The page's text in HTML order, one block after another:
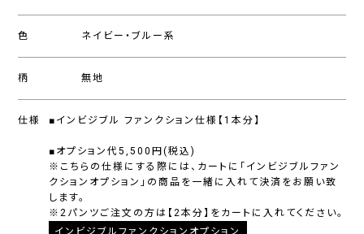
色 ネイビー・ブルー系
柄 無地
仕様 ■インビジブル ファンクション仕様【1本分】
■オプション代5,500円(税込)
※こちらの仕様にする際には、カートに「インビジブルファン
クションオプション」の商品を一緒に入れて決済をお願い致
します。
※2パンツご注文の方は【2本分】をカートに入れてください。
インビジブルファンクションオプション